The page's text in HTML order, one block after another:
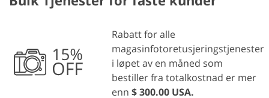
Rabatt for alle
magasinfotoretusjeringstjenester
i løpet av en måned som
bestiller fra totalkostnad er mer
enn $ 300.00 USA.